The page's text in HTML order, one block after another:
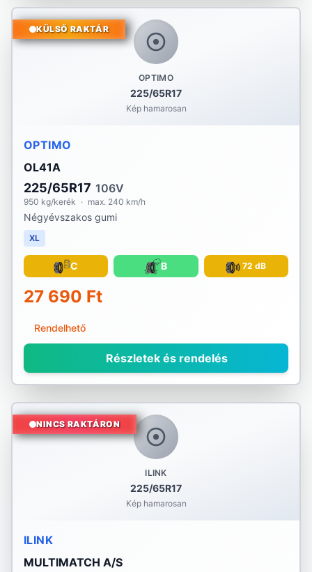
OPTIMO
225/65R17
Kép hamarosan
KÜLSŐ RAKTÁR
OPTIMO
OL41A
225/65R17 106V
950 kg/kerék · max. 240 km/h
Négyévszakos gumi
XL
C B 72 dB
27 690 Ft
Rendelhető
Részletek és rendelés
ILINK
225/65R17
Kép hamarosan
NINCS RAKTÁRON
ILINK
MULTIMATCH A/S